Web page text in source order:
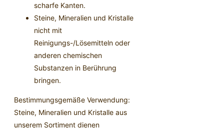
scharfe Kanten.
Steine, Mineralien und Kristalle
nicht mit
Reinigungs-/Lösemitteln oder
anderen chemischen
Substanzen in Berührung
bringen.
Bestimmungsgemäße Verwendung:
Steine, Mineralien und Kristalle aus
unserem Sortiment dienen